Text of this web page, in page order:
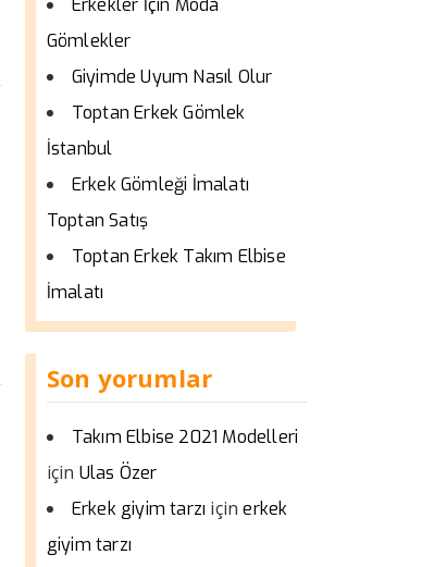
Gömlekler
Giyimde Uyum Nasıl Olur
Toptan Erkek Gömlek
İstanbul
Erkek Gömleği İmalatı
Toptan Satış
Toptan Erkek Takım Elbise
İmalatı
Son yorumlar
Takım Elbise 2021 Modelleri
için Ulas Özer
Erkek giyim tarzı içinerkek
giyim tarzı